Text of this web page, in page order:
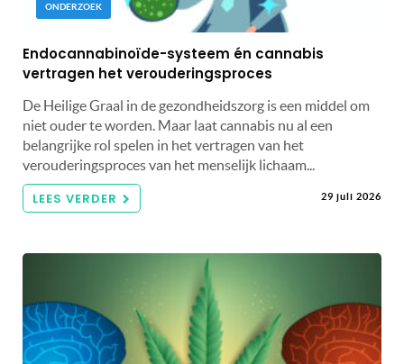
ONDERZOEK
Endocannabinoïde-systeem én cannabis
vertragen het verouderingsproces
De Heilige Graal in de gezondheidszorg is een middel om
niet ouder te worden. Maar laat cannabis nu al een
belangrijke rol spelen in het vertragen van het
verouderingsproces van het menselijk lichaam...
LEES VERDER 29 juli 2026